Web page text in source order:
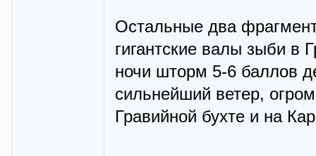
Остальные два
гигантские валы зыби в
ночи шторм 5-6 баллов
сильнейший ветер,
Гравийной бухте и на